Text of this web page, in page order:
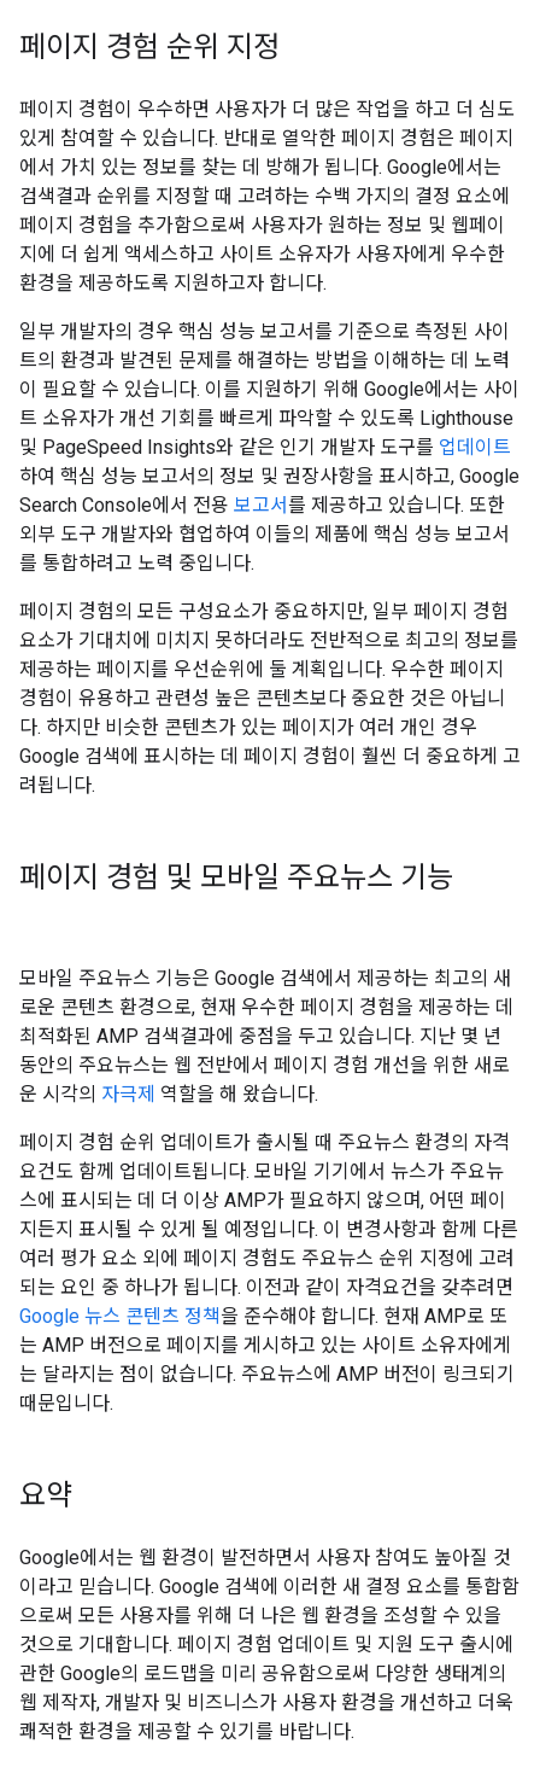
페이지 경험 순위 지정
페이지 경험이 우수하면 사용자가 더 많은 작업을 하고 더 심도
있게 참여할 수 있습니다. 반대로 열악한 페이지 경험은 페이지
에서 가치 있는 정보를 찾는 데 방해가 됩니다. Google에서는
검색결과 순위를 지정할 때 고려하는 수백 가지의 결정 요소에
페이지 경험을 추가함으로써 사용자가 원하는 정보 및 웹페이
지에 더 쉽게 액세스하고 사이트 소유자가 사용자에게 우수한
환경을 제공하도록 지원하고자 합니다.
일부 개발자의 경우 핵심 성능 보고서를 기준으로 측정된 사이
트의 환경과 발견된 문제를 해결하는 방법을 이해하는 데 노력
이 필요할 수 있습니다. 이를 지원하기 위해 Google에서는 사이
트 소유자가 개선 기회를 빠르게 파악할 수 있도록 Lighthouse
및 PageSpeed Insights와 같은 인기 개발자 도구를 업데이트
하여 핵심 성능 보고서의 정보 및 권장사항을 표시하고, Google
Search Console에서 전용 보고서를 제공하고 있습니다. 또한
외부 도구 개발자와 협업하여 이들의 제품에 핵심 성능 보고서
를 통합하려고 노력 중입니다.
페이지 경험의 모든 구성요소가 중요하지만, 일부 페이지 경험
요소가 기대치에 미치지 못하더라도 전반적으로 최고의 정보를
제공하는 페이지를 우선순위에 둘 계획입니다. 우수한 페이지
경험이 유용하고 관련성 높은 콘텐츠보다 중요한 것은 아닙니
다. 하지만 비슷한 콘텐츠가 있는 페이지가 여러 개인 경우
Google 검색에 표시하는 데 페이지 경험이 훨씬 더 중요하게 고
려됩니다.
페이지 경험 및 모바일 주요뉴스 기능
모바일 주요뉴스 기능은 Google 검색에서 제공하는 최고의 새
로운 콘텐츠 환경으로, 현재 우수한 페이지 경험을 제공하는 데
최적화된 AMP 검색결과에 중점을 두고 있습니다. 지난 몇 년
동안의 주요뉴스는 웹 전반에서 페이지 경험 개선을 위한 새로
운 시각의 자극제 역할을 해 왔습니다.
페이지 경험 순위 업데이트가 출시될 때 주요뉴스 환경의 자격
요건도 함께 업데이트됩니다. 모바일 기기에서 뉴스가 주요뉴
스에 표시되는 데 더 이상 AMP가 필요하지 않으며, 어떤 페이
지든지 표시될 수 있게 될 예정입니다. 이 변경사항과 함께 다른
여러 평가 요소 외에 페이지 경험도 주요뉴스 순위 지정에 고려
되는 요인 중 하나가 됩니다. 이전과 같이 자격요건을 갖추려면
Google 뉴스 콘텐츠 정책 을 준수해야 합니다. 현재 AMP로 또
는 AMP 버전으로 페이지를 게시하고 있는 사이트 소유자에게
는 달라지는 점이 없습니다. 주요뉴스에 AMP 버전이 링크되기
때문입니다.
요약
Google에서는 웹 환경이 발전하면서 사용자 참여도 높아질 것
이라고 믿습니다. Google 검색에 이러한 새 결정 요소를 통합함
으로써 모든 사용자를 위해 더 나은 웹 환경을 조성할 수 있을
것으로 기대합니다. 페이지 경험 업데이트 및 지원 도구 출시에
관한 Google의 로드맵을 미리 공유함으로써 다양한 생태계의
웹 제작자, 개발자 및 비즈니스가 사용자 환경을 개선하고 더욱
쾌적한 환경을 제공할 수 있기를 바랍니다.